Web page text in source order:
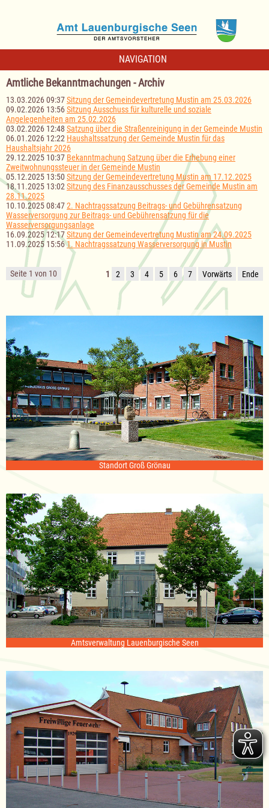
NAVIGATION
Amtliche Bekanntmachungen - Archiv
13.03.2026 09:37Sitzung der Gemeindevertretung Mustin am 25.03.2026
09.02.2026 13:56Sitzung Ausschuss für kulturelle und soziale
Angelegenheiten am 25.02.2026
03.02.2026 12:48 Satzung über die Straßenreinigung in der Gemeinde Mustin
06.01.2026 12:22 Haushaltssatzung der Gemeinde Mustin für das
Haushaltsjahr 2026
29.12.2025 10:37 Bekanntmachung Satzung über die Erhebung einer
Zweitwohnungssteuer in der Gemeinde Mustin
05.12.2025 13:50 Sitzung der Gemeindevertretung Mustin am 17.12.2025
18.11.2025 13:02 Sitzung des Finanzausschusses der Gemeinde Mustin am
28.11.2025
10.10.2025 08:472. Nachtragssatzung Beitrags- und Gebührensatzung
Wasserversorgung zur Beitrags- und Gebührensatzung für die
Wasserversorgungsanlage
16.09.2025 12:17Sitzung der Gemeindevertretung Mustin am 24.09.2025
11.09.2025 15:561. Nachtragssatzung Wasserversorgung in Mustin
Seite 1 von 10 1 2 3 4 5 6 7 Vorwärts Ende
Standort Groß Grönau
Amtsverwaltung Lauenburgische Seen